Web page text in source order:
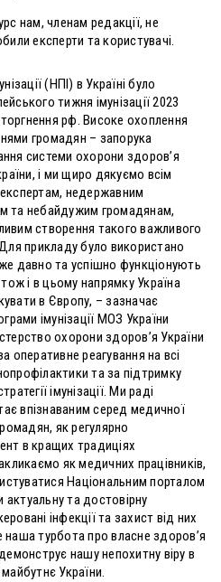
нам, членам редакції, не
експерти та користувачі.
(НПІ) в Україні було
тижня імунізації 2023
рф. Високе охоплення
громадян – запорука
системи охорони здоров’я
і ми щиро дякуємо всім
недержавним
та небайдужим громадянам,
створення такого важливого
прикладу було використано
давно та успішно функціонують
і в цьому напрямку Україна
в Європу, – зазначає
імунізації МОЗ України
охорони здоров’я України
оперативне реагування на всі
та за підтримку
імунізації. Ми раді
впізнаваним серед медичної
як регулярно
в кращих традиціях
як медичних працівників,
Національним порталом
актуальну та достовірну
інфекції та захист від них
турбота про власне здоров’я
нашу непохитну віру в
України.